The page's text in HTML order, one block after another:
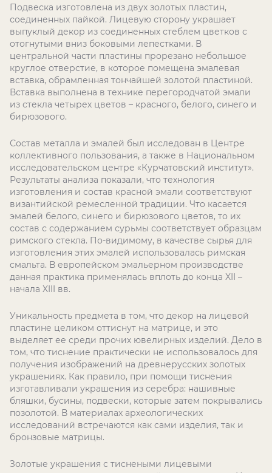
Подвеска изготовлена из двух золотых пластин,
соединенных пайкой. Лицевую сторону украшает
выпуклый декор из соединенных стеблем цветков с
отогнутыми вниз боковыми лепестками. В
центральной части пластины прорезано небольшое
круглое отверстие, в которое помещена эмалевая
вставка, обрамленная тончайшей золотой пластиной.
Вставка выполнена в технике перегородчатой эмали
из стекла четырех цветов – красного, белого, синего и
бирюзового.
Состав металла и эмалей был исследован в Центре
коллективного пользования, а также в Национальном
исследовательском центре «Курчатовский институт».
Результаты анализа показали, что технология
изготовления и состав красной эмали соответствуют
византийской ремесленной традиции. Что касается
эмалей белого, синего и бирюзового цветов, то их
состав с содержанием сурьмы соответствует образцам
римского стекла. По-видимому, в качестве сырья для
изготовления этих эмалей использовалась римская
смальта. В европейском эмальерном производстве
данная практика применялась вплоть до конца XII –
начала XIII вв.
Уникальность предмета в том, что декор на лицевой
пластине целиком оттиснут на матрице, и это
выделяет ее среди прочих ювелирных изделий. Дело в
том, что тиснение практически не использовалось для
получения изображений на древнерусских золотых
украшениях. Как правило, при помощи тиснения
изготавливали украшения из серебра: нашивные
бляшки, бусины, подвески, которые затем покрывались
позолотой. В материалах археологических
исследований встречаются как сами изделия, так и
бронзовые матрицы.
Золотые украшения с тиснеными лицевыми